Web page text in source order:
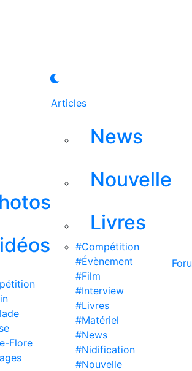
Flore
Articles
News
Nouvelle
Livres
#Compétition
#Évènement
#Film
#Interview
#Livres
#Matériel
#News
#Nidification
#Nouvelle